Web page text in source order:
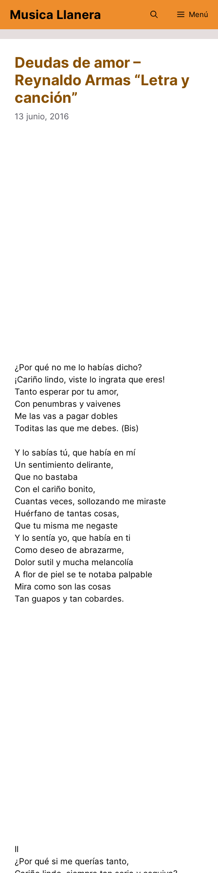
contenido
Musica Llanera Menú
Deudas de amor –
Reynaldo Armas “Letra y
canción”
13 junio, 2016
¿Por qué no me lo habías dicho?
¡Cariño lindo, viste lo ingrata que eres!
Tanto esperar por tu amor,
Con penumbras y vaivenes
Me las vas a pagar dobles
Toditas las que me debes. (Bis)
Y lo sabías tú, que había en mí
Un sentimiento delirante,
Que no bastaba
Con el cariño bonito,
Cuantas veces, sollozando me miraste
Huérfano de tantas cosas,
Que tu misma me negaste
Y lo sentía yo, que había en ti
Como deseo de abrazarme,
Dolor sutil y mucha melancolía
A flor de piel se te notaba palpable
Mira como son las cosas
Tan guapos y tan cobardes.
II
¿Por qué si me querías tanto,